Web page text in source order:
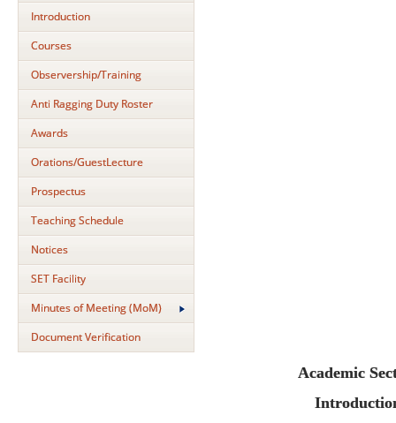
Introduction
Courses
Observership/Training
Anti Ragging Duty Roster
Awards
Orations/GuestLecture
Prospectus
Teaching Schedule
Notices
SET Facility
Minutes of Meeting (MoM)
Document Verification
Academic